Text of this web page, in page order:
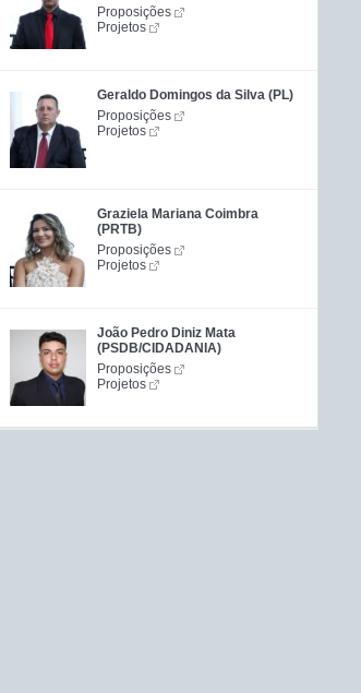
Proposições
Projetos
Geraldo Domingos da Silva (PL)
Proposições
Projetos
Graziela Mariana Coimbra
(PRTB)
Proposições
Projetos
João Pedro Diniz Mata
(PSDB/CIDADANIA)
Proposições
Projetos